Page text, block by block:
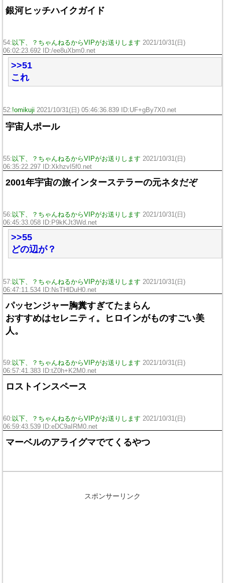
銀河ヒッチハイクガイド
54: 以下、？ちゃんねるからVIPがお送りします 2021/10/31(日)
06:02:23.692 ID:/ee8uXbm0.net
>>51
これ
52:!omikuji 2021/10/31(日) 05:46:36.839 ID:UF+gBy7X0.net
宇宙人ポール
55: 以下、？ちゃんねるからVIPがお送りします 2021/10/31(日)
06:35:22.297 ID:XkhzvI5f0.net
2001年宇宙の旅インターステラーの元ネタだぞ
56: 以下、？ちゃんねるからVIPがお送りします 2021/10/31(日)
06:45:33.058 ID:P9kKJt3Wd.net
>>55
どの辺が？
57: 以下、？ちゃんねるからVIPがお送りします 2021/10/31(日)
06:47:11.534 ID:NsTHlDuH0.net
パッセンジャー胸糞すぎてたまらん
おすすめはセレニティ。ヒロインがものすごい美
人。
59: 以下、？ちゃんねるからVIPがお送りします 2021/10/31(日)
06:57:41.383 ID:tZ0h+K2M0.net
ロストインスペース
60: 以下、？ちゃんねるからVIPがお送りします 2021/10/31(日)
06:59:43.539 ID:eDC9aIRM0.net
マーベルのアライグマでてくるやつ
スポンサーリンク